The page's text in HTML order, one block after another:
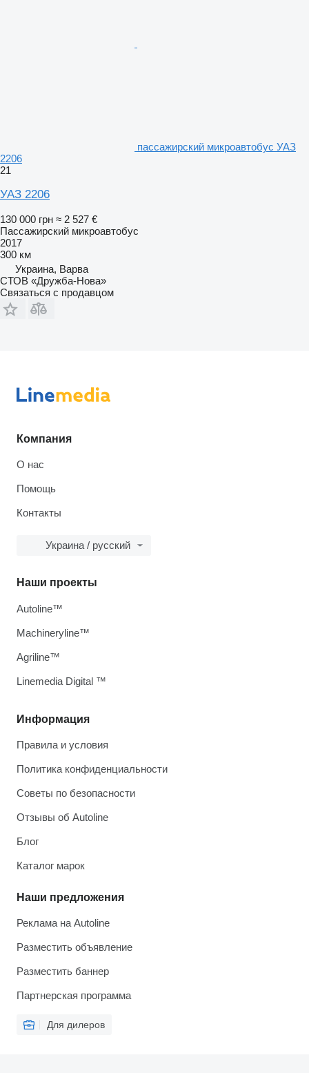
пассажирский микроавтобус УАЗ
2206
21
УАЗ 2206
130 000 грн ≈ 2 527 €
Пассажирский микроавтобус
2017
300 км
Украина, Варва
СТОВ «Дружба-Нова»
Связаться с продавцом
Компания
О нас
Помощь
Контакты
Украина / русский
Информация
Правила и условия
Политика конфиденциальности
Советы по безопасности
Отзывы об Autoline
Блог
Каталог марок
Наши предложения
Реклама на Autoline
Разместить объявление
Разместить баннер
Партнерская программа
Для дилеров
Наши проекты
Autoline™
Machineryline™
Agriline™
Linemedia Digital ™